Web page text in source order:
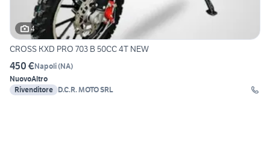
4
CROSS KXD PRO 703 B 50CC 4T NEW
450 €Napoli(NA)
NuovoAltro
Rivenditore D.C.R. MOTO SRL